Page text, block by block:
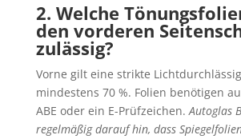
2. Welche
den vorderen
zulässig?
Vorne gilt eine strikte
mindestens 70 %. Folien benötigen
ABE oder ein E-Prüfzeichen.Autoglas
regelmäßig darauf hin, dass